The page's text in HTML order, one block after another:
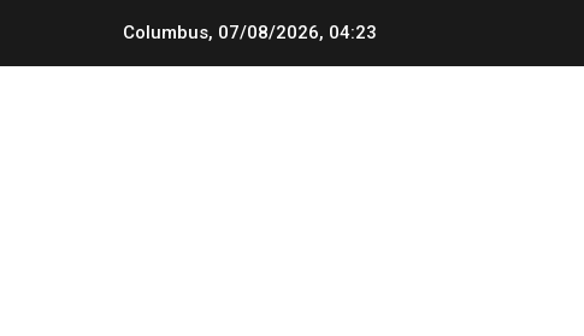
Columbus, 07/08/2026, 04:23